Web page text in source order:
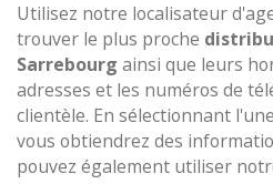
Utilisez notre localisateur
trouver le plus proche
Sarrebourg ainsi que leurs
adresses et les numéros de
clientèle. En sélectionnant
vous obtiendrez des
pouvez également utiliser